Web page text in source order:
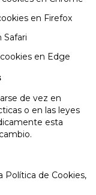
en Firefox
Safari
en Edge
de vez en
o en las leyes
esta
Política de Cookies,